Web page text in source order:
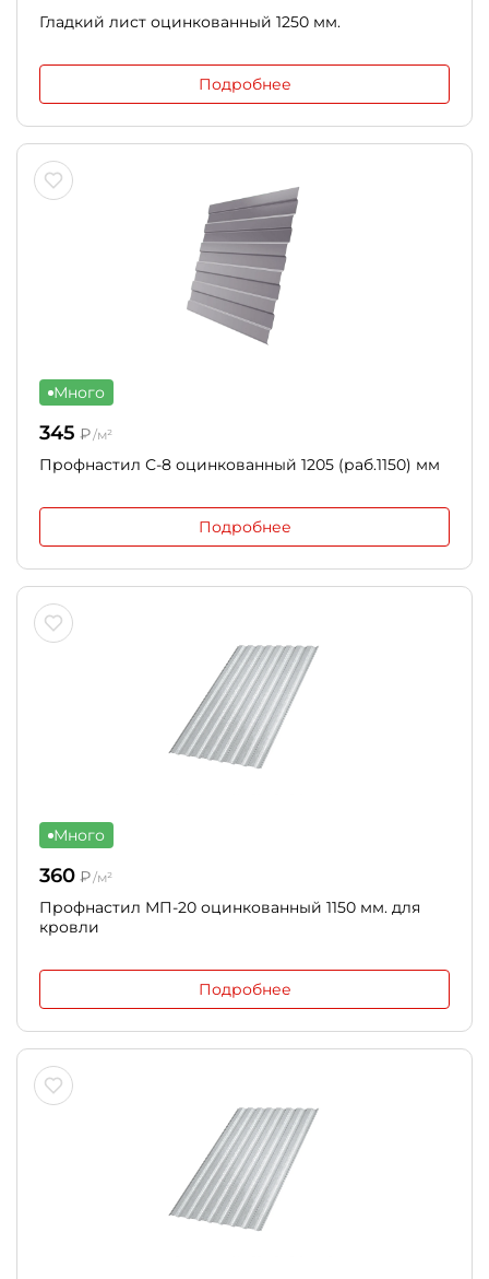
Гладкий лист оцинкованный 1250 мм.
Подробнее
Много
345 ₽/м²
Профнастил С-8 оцинкованный 1205 (раб.1150) мм
Подробнее
Много
360 ₽/м²
Профнастил МП-20 оцинкованный 1150 мм. для
кровли
Подробнее